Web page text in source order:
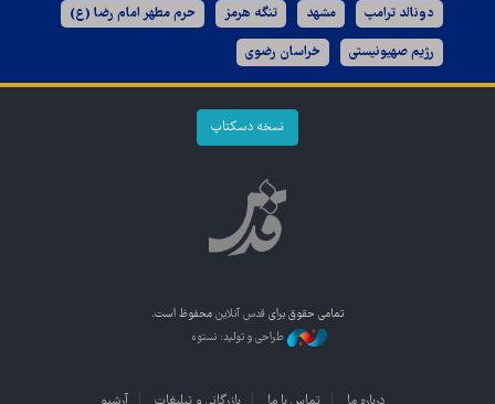
دونالد ترامپ مشهد تنگه هرمز حرم مطهر امام رضا (ع)
رژیم صهیونیستی خراسان رضوی
نسخه دسکتاپ
تمامی حقوق برای قدس آنلاین محفوظ است.
طراحی و تولید: نستوه